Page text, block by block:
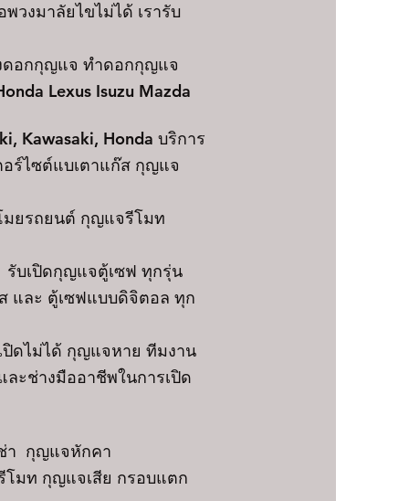
วงมาลัยไขไม่ได้ เรารับ
อกกุญแจ ทำดอกกุญแจ
Lexus Isuzu Mazda
Honda บริการ
ร์ไซต์แบเตาแก๊ส กุญแจ
ยรถยนต์ กุญแจรีโมท
บเปิดกุญแจตู้เซฟ ทุกรุ่น
และ ตู้เซฟแบบดิจิตอล ทุก
ไม่ได้ กุญแจหาย ทีมงาน
ะช่างมืออาชีพในการเปิด
า กุญแจหักคา
มท กุญแจเสีย กรอบแตก